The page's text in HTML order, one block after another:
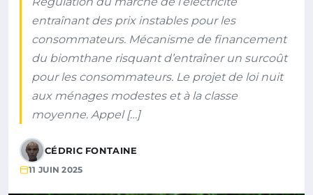
entraînant des prix instables pour les
consommateurs. Mécanisme de financement
du biomthane risquant d’entraîner un surcoût
pour les consommateurs. Le projet de loi nuit
aux ménages modestes et à la classe
moyenne. Appel […]
CÉDRIC FONTAINE
11 JUIN 2025